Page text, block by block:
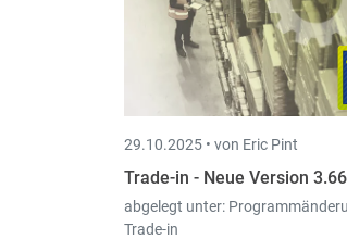
29.10.2025 • von Eric Pint
Trade-in - Neue Version 3.66
abgelegt unter:
Trade-in